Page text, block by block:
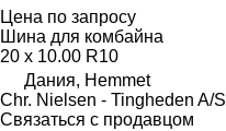
Цена по запросу
Шина для комбайна
20 x 10.00 R10
Дания, Hemmet
Chr. Nielsen - Tingheden A/S
Связаться с продавцом